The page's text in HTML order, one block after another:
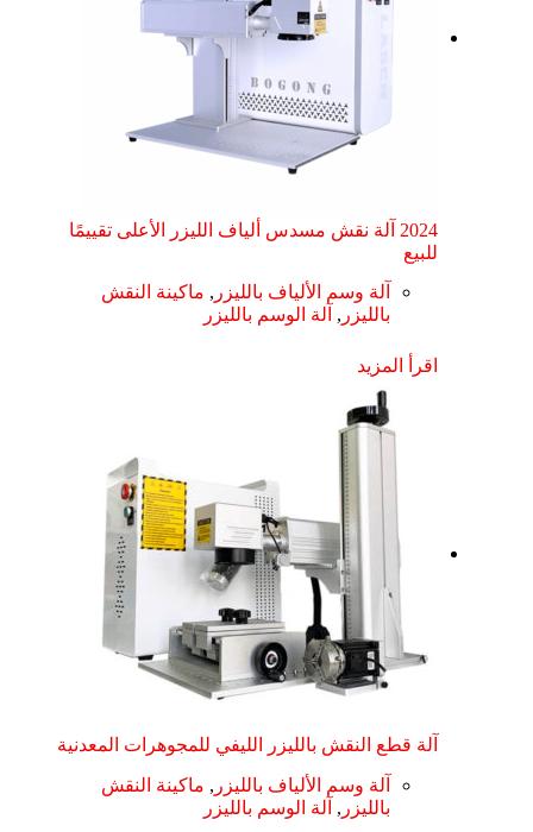
2024 آلة نقش مسدس ألياف الليزر الأعلى تقييمًا
للبيع
آلة وسم الألياف بالليزر , ماكينة النقش
بالليزر , آلة الوسم بالليزر
اقرأ المزيد
آلة قطع النقش بالليزر الليفي للمجوهرات المعدنية
آلة وسم الألياف بالليزر , ماكينة النقش
بالليزر , آلة الوسم بالليزر